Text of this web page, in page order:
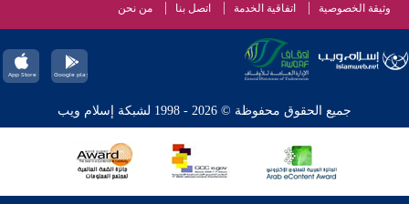
وثيقة الخصوصية اتفاقية الخدمة اتصل بنا من نحن
جميع الحقوق محفوظة © 2026 - 1998 لشبكة إسلام ويب